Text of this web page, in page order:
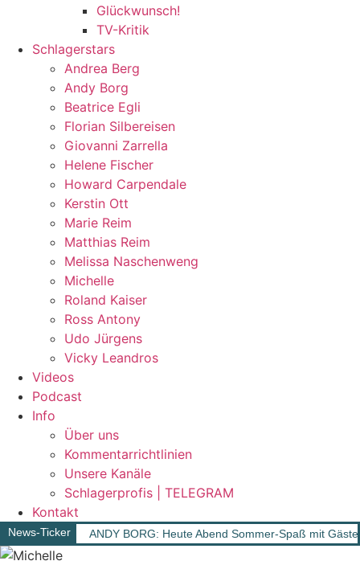
Glückwunsch!
TV-Kritik
Schlagerstars
Andrea Berg
Andy Borg
Beatrice Egli
Florian Silbereisen
Giovanni Zarrella
Helene Fischer
Howard Carpendale
Kerstin Ott
Marie Reim
Matthias Reim
Melissa Naschenweng
Michelle
Roland Kaiser
Ross Antony
Udo Jürgens
Vicky Leandros
Videos
Podcast
Info
Über uns
Kommentarrichtlinien
Unsere Kanäle
Schlagerprofis | TELEGRAM
Kontakt
News-Ticker ANDY BORG: Heute Abend Sommer-Spaß mit